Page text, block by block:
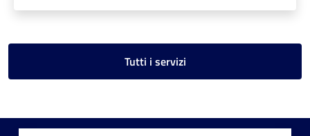
Tutti i servizi